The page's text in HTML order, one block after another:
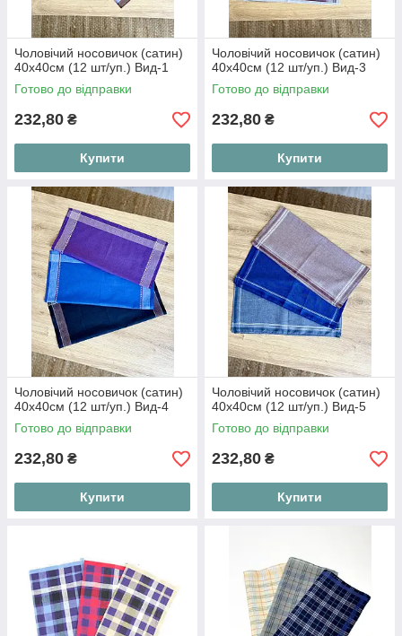
Чоловічий носовичок (сатин)
40х40см (12 шт/уп.) Вид-1
Готово до відправки
232,80 ₴
Купити
Чоловічий носовичок (сатин)
40х40см (12 шт/уп.) Вид-3
Готово до відправки
232,80 ₴
Купити
Чоловічий носовичок (сатин)
40х40см (12 шт/уп.) Вид-4
Готово до відправки
232,80 ₴
Купити
Чоловічий носовичок (сатин)
40х40см (12 шт/уп.) Вид-5
Готово до відправки
232,80 ₴
Купити